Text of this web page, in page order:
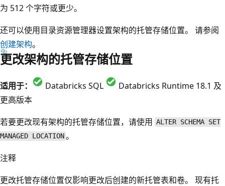
为 512 个字符或更少。
还可以使用目录资源管理器设置架构的托管存储位置。 请参阅
创建架构。
更改架构的托管存储位置
适用于： Databricks SQL
Databricks Runtime 18.1 及
更高版本
若要更改现有架构的托管存储位置，请使用 ALTER SCHEMA SET
MANAGED LOCATION。
注释
更改托管存储位置仅影响更改后创建的新托管表和卷。 现有托